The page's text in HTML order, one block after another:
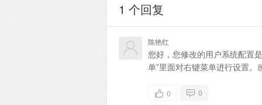
1 个回复
陈艳红
您好，您修改的用户系统配置
单”里面对右键菜单进行设置
0 0